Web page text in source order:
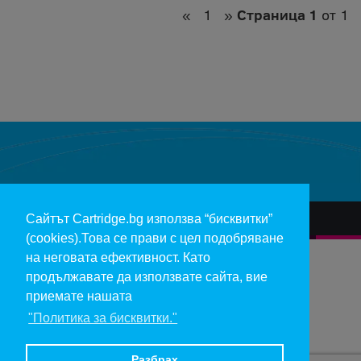
Сайтът Cartridge.bg използва “бисквитки”
(cookies).Това се прави с цел подобряване
на неговата ефективност. Като
продължавате да използвате сайта, вие
приемате нашата
"Политика за бисквитки."
« 1 » Страница 1 от 1
За нас Гаранции и рекламации Контакт Доставка
Отказ и връщане на продукти Общи условия за ползване
Изкупуване на празни касети
Цените в евро са изчислени по фиксирания курс 1 € = 1.95583 лв.